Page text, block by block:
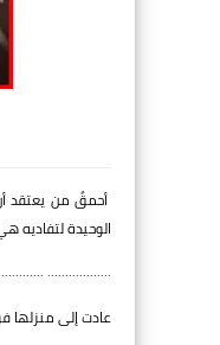
أحمقٌ من يعتقد
الوحيدة لتفاديه
.........................
عادت إلى منزلها